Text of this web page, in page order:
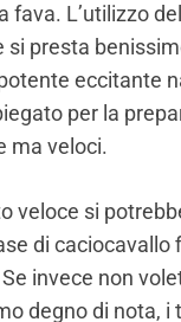
fava. L’utilizzo
presta
eccitante
per la
ma veloci.
veloce si
di caciocavallo
invece non
degno di nota, i